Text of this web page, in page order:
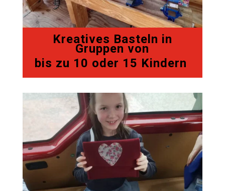
Kreatives Basteln in
Gruppen von
bis zu 10 oder 15 Kindern